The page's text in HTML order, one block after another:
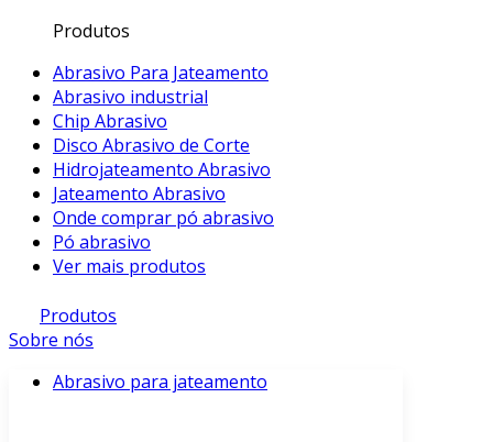
Produtos
Abrasivo Para Jateamento
Abrasivo industrial
Chip Abrasivo
Disco Abrasivo de Corte
Hidrojateamento Abrasivo
Jateamento Abrasivo
Onde comprar pó abrasivo
Pó abrasivo
Ver mais produtos
Produtos
Sobre nós
Abrasivo para jateamento